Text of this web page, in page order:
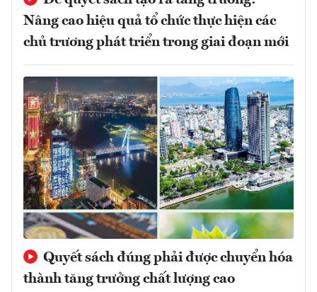
Nâng cao hiệu quả tổ chức thực hiện các
chủ trương phát triển trong giai đoạn mới
Quyết sách đúng phải được chuyển hóa
thành tăng trưởng chất lượng cao